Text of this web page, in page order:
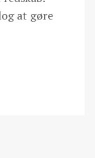
at gøre